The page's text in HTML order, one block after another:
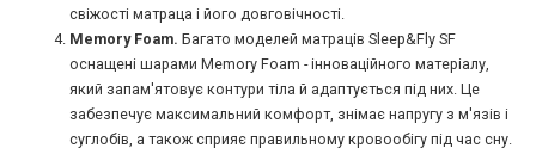
свіжості матраца і його довговічності.
Memory Foam. Багато моделей матраців Sleep&Fly SF
оснащені шарами Memory Foam - інноваційного матеріалу,
який запам'ятовує контури тіла й адаптується під них. Це
забезпечує максимальний комфорт, знімає напругу з м'язів і
суглобів, а також сприяє правильному кровообігу під час сну.